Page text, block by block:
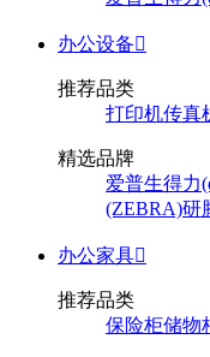
办公设备
推荐品类
打印机传真
精选品牌
爱普生得力
(ZEBRA)研
办公家具
推荐品类
保险柜储物